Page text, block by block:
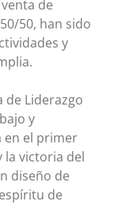
de
50, han sido
y
de Liderazgo
y
en el primer
la victoria del
diseño de
de